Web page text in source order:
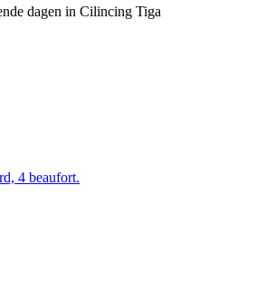
dagen in Cilincing Tiga
4 beaufort.